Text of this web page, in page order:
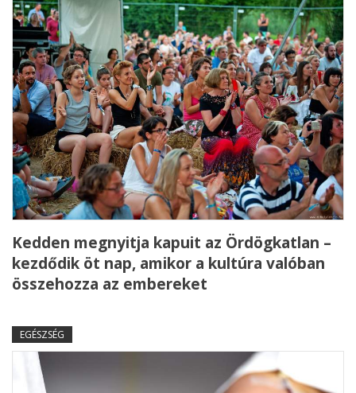
Kedden megnyitja kapuit az Ördögkatlan –
kezdődik öt nap, amikor a kultúra valóban
összehozza az embereket
EGÉSZSÉG